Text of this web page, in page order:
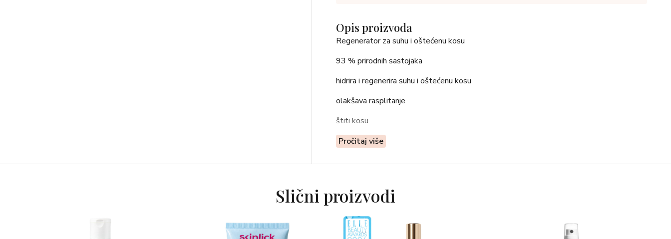
Opis proizvoda
Regenerator za suhu i oštećenu kosu
93 % prirodnih sastojaka
hidrira i regenerira suhu i oštećenu kosu
olakšava rasplitanje
štiti kosu
veganski proizvod
Nakon šamponiranja kosu prosušite ručnikom i proizvod postupno nanesite cijelom
isperete raščešljavajući je češljem širokih zubaca.
Pročitaj više
Slični proizvodi